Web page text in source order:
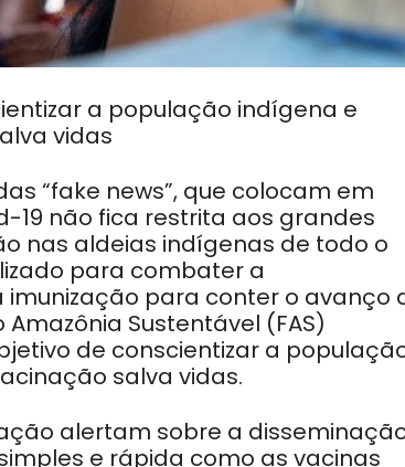
a população indígena e
vidas
“fake news”, que colocam em
19 não fica restrita aos grandes
nas aldeias indígenas de todo o
para combater a
para conter o avanço
Sustentável (FAS)
de conscientizar a
salva vidas.
alertam sobre a
e rápida como as vacinas